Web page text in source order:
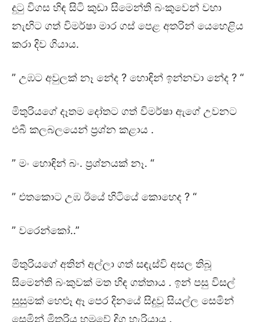
දුටු විගස හිඳ සිටි කුඩා සිමෙන්ති බංකුවෙන් වහා
නැඟිට ගත් විමර්ෂා මාර ගස් පෙළ අතරින් යෙහෙළිය
කරා දිව ගියාය.
” උඹට අවුලක් නෑ නේද ? හොඳින් ඉන්නවා නේද ? “
මිතුරියගේ දෑතම දෝතට ගත් විමර්ෂා ඇගේ උවනට
එබී කලබලයෙන් ප්‍රශ්න කළාය .
” මං හොඳින් බං. ප්‍රශ්නයක් නෑ. “
” එතකොට උඹ ඊයේ හිටියේ කොහෙද ? “
” වරෙන්කෝ..”
මිතුරියගේ අතින් අල්ලා ගත් සඳැස්වි අසල තිබූ
සිමෙන්ති බංකුවක් මත හිඳ ගත්තාය . ඉන් පසු විසල්
සුසුමක් හෙළූ ඈ පෙර දිනයේ සිදුවූ සියල්ල සෙමින්
සෙමින් මිතුරිය හමුවේ දිග හැරියාය .